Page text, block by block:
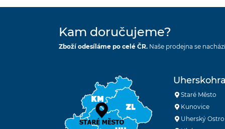
Kam doručujeme?
Zboží odesíláme po celé ČR. Naše prodejna se
Staré Město
Kunovice
Uherský